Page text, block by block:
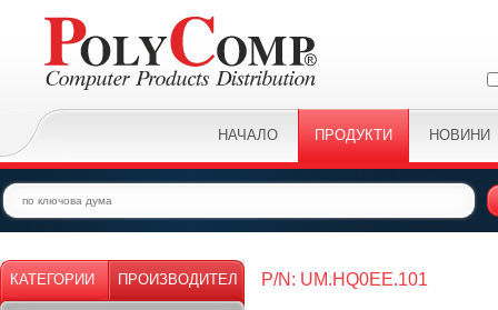
НАЧАЛО ПРОДУКТИ НОВИНИ
КАТЕГОРИИ ПРОИЗВОДИТЕЛ P/N: UM.HQ0EE.101